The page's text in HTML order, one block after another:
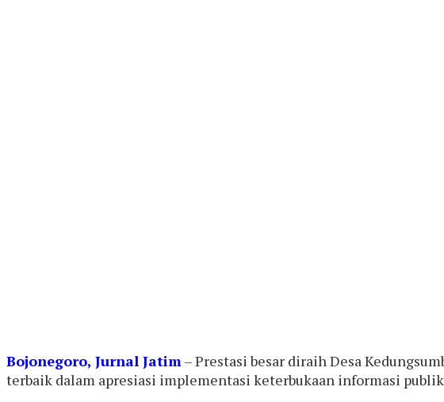
Bojonegoro, Jurnal Jatim – Prestasi besar diraih Desa
terbaik dalam apresiasi implementasi keterbukaan informasi